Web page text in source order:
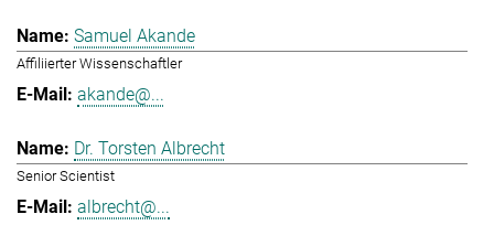
Samuel Akande
Affiliierter Wissenschaftler
akande@...
Dr. Torsten Albrecht
Senior Scientist
albrecht@...